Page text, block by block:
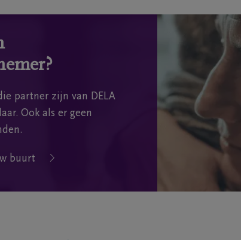
partner zijn van DELA
Ook als er geen
buurt